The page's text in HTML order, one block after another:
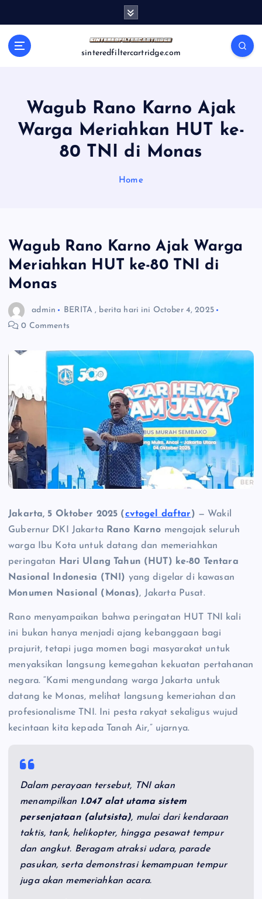
sinteredfiltercartridge.com
Wagub Rano Karno Ajak
Warga Meriahkan HUT ke-
80 TNI di Monas
Home
Wagub Rano Karno Ajak Warga
Meriahkan HUT ke-80 TNI di
Monas
admin BERITA, berita hari ini October 4, 2025
0 Comments
Jakarta, 5 Oktober 2025 (cvtogel daftar ) — Wakil
Gubernur DKI Jakarta Rano Karno mengajak seluruh
warga Ibu Kota untuk datang dan memeriahkan
peringatan
Hari Ulang Tahun (HUT) ke-80 Tentara
Nasional Indonesia (TNI) yang digelar di kawasan
Monumen Nasional (Monas), Jakarta Pusat.
Rano menyampaikan bahwa peringatan HUT TNI kali
ini bukan hanya menjadi ajang kebanggaan bagi
prajurit, tetapi juga momen bagi masyarakat untuk
menyaksikan langsung kemegahan kekuatan pertahanan
negara. “Kami mengundang warga Jakarta untuk
datang ke Monas, melihat langsung kemeriahan dan
profesionalisme TNI. Ini pesta rakyat sekaligus wujud
kecintaan kita kepada Tanah Air,” ujarnya.
Dalam perayaan tersebut, TNI akan
menampilkan 1.047 alat utama sistem
persenjataan (alutsista), mulai dari kendaraan
taktis, tank, helikopter, hingga pesawat tempur
dan angkut. Beragam atraksi udara, parade
pasukan, serta demonstrasi kemampuan tempur
juga akan memeriahkan acara.